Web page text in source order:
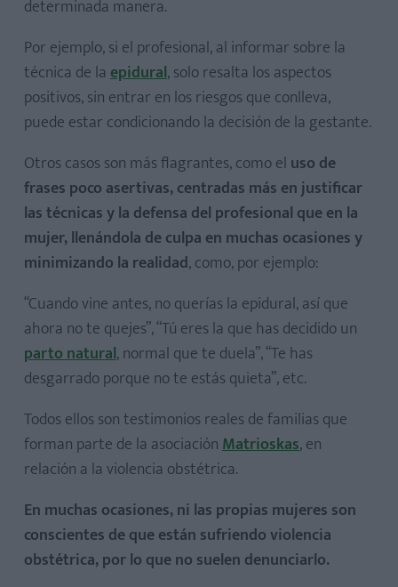
determinada manera.
Por ejemplo, si el profesional, al informar sobre la
técnica de la epidural, solo resalta los aspectos
positivos, sin entrar en los riesgos que conlleva,
puede estar condicionando la decisión de la gestante.
Otros casos son más flagrantes, como el uso de
frases poco asertivas, centradas más en justificar
las técnicas y la defensa del profesional que en la
mujer, llenándola de culpa en muchas ocasiones y
minimizando la realidad, como, por ejemplo:
“Cuando vine antes, no querías la epidural, así que
ahora no te quejes”, “Tú eres la que has decidido un
parto natural, normal que te duela”, “Te has
desgarrado porque no te estás quieta”, etc.
Todos ellos son testimonios reales de familias que
forman parte de la asociaciónMatrioskas, en
relación a la violencia obstétrica.
En muchas ocasiones, ni las propias mujeres son
conscientes de que están sufriendo violencia
obstétrica, por lo que no suelen denunciarlo.